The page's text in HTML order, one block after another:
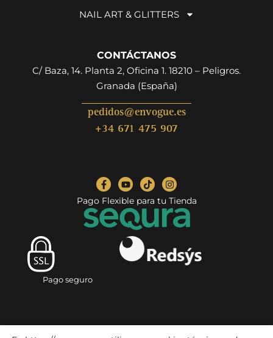
NAIL ART & GLITTERS
CONTÁCTANOS
C/ Baza, 14. Planta 2, Oficina 1. 18210 – Peligros.
Granada (España)
pedidos@envogue.es
+34 671 475 907
Pago Flexible para tu Tienda
Pago seguro